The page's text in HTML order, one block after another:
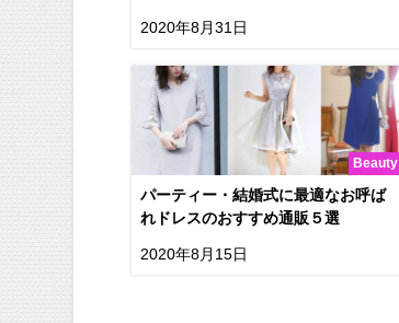
2020年8月31日
Beauty
パーティー・結婚式に最適なお呼ば
れドレスのおすすめ通販５選
2020年8月15日